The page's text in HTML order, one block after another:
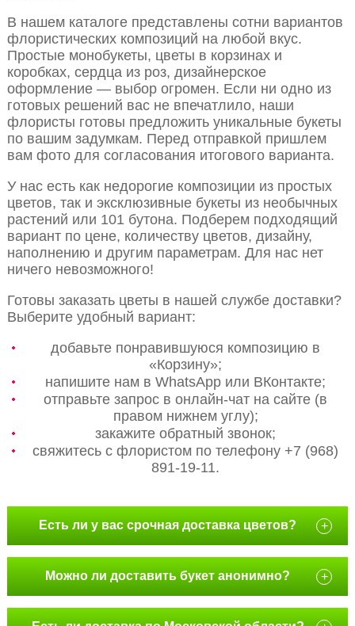
В нашем каталоге представлены сотни вариантов
флористических композиций на любой вкус.
Простые монобукеты, цветы в корзинах и
коробках, сердца из роз, дизайнерское
оформление — выбор огромен. Если ни одно из
готовых решений вас не впечатлило, наши
флористы готовы предложить уникальные букеты
по вашим задумкам. Перед отправкой пришлем
вам фото для согласования итогового варианта.
У нас есть как недорогие композиции из простых
цветов, так и эксклюзивные букеты из необычных
растений или 101 бутона. Подберем подходящий
вариант по цене, количеству цветов, дизайну,
наполнению и другим параметрам. Для нас нет
ничего невозможного!
Готовы заказать цветы в нашей службе доставки?
Выберите удобный вариант:
добавьте понравившуюся композицию в
«Корзину»;
напишите нам в WhatsApp или ВКонтакте;
отправьте запрос в онлайн-чат на сайте (в
правом нижнем углу);
закажите обратный звонок;
свяжитесь с флористом по телефону +7 (968)
891-19-11.
Есть ли у вас срочная доставка цветов? +
Можно ли доставить букет анонимно? +